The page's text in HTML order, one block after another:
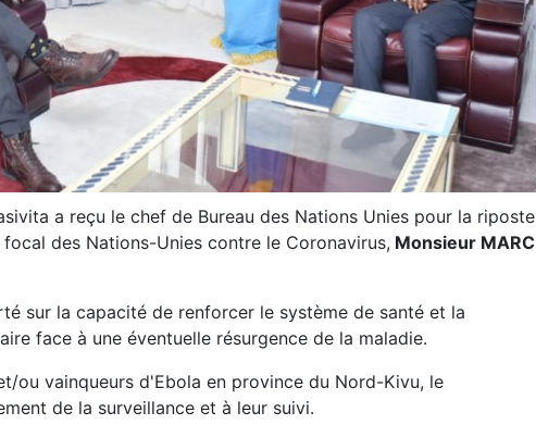
a reçu le chef de Bureau des Nations Unies pour la riposte
des Nations-Unies contre le Coronavirus, Monsieur MARC
sur la capacité de renforcer le système de santé et la
face à une éventuelle résurgence de la maladie.
ou vainqueurs d'Ebola en province du Nord-Kivu, le
de la surveillance et à leur suivi.